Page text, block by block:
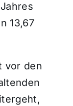
13,67
vor den